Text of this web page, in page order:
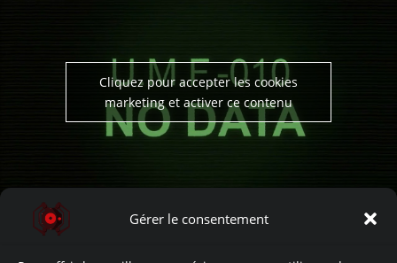
Gérer le consentement
Cliquez pour accepter les cookies
marketing et activer ce contenu
Liens de l’œuvre: